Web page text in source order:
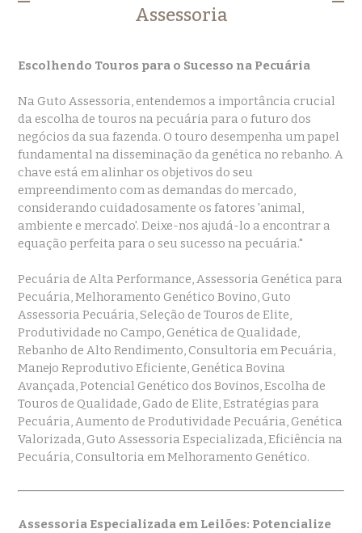
Assessoria
Escolhendo Touros para o Sucesso na Pecuária
Na Guto Assessoria, entendemos a importância crucial
da escolha de touros na pecuária para o futuro dos
negócios da sua fazenda. O touro desempenha um papel
fundamental na disseminação da genética no rebanho. A
chave está em alinhar os objetivos do seu
empreendimento com as demandas do mercado,
considerando cuidadosamente os fatores 'animal,
ambiente e mercado'. Deixe-nos ajudá-lo a encontrar a
equação perfeita para o seu sucesso na pecuária."
Pecuária de Alta Performance, Assessoria Genética para
Pecuária, Melhoramento Genético Bovino, Guto
Assessoria Pecuária, Seleção de Touros de Elite,
Produtividade no Campo, Genética de Qualidade,
Rebanho de Alto Rendimento, Consultoria em Pecuária,
Manejo Reprodutivo Eficiente, Genética Bovina
Avançada, Potencial Genético dos Bovinos, Escolha de
Touros de Qualidade, Gado de Elite, Estratégias para
Pecuária, Aumento de Produtividade Pecuária, Genética
Valorizada, Guto Assessoria Especializada, Eficiência na
Pecuária, Consultoria em Melhoramento Genético.
Assessoria Especializada em Leilões: Potencialize